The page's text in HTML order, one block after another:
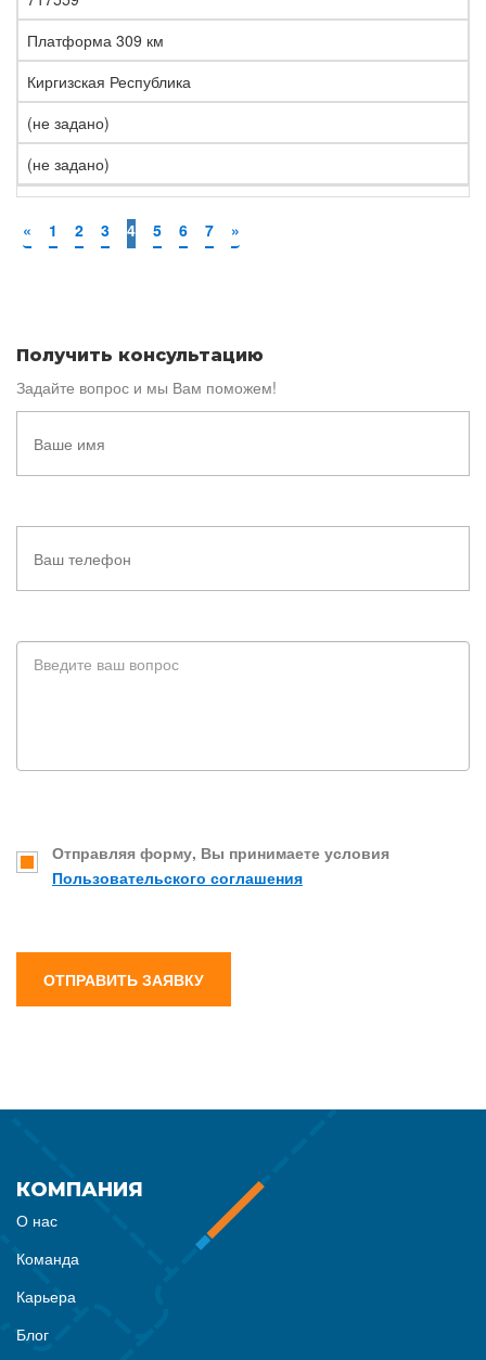
Платформа 309 км
Киргизская Республика
(не задано)
(не задано)
« 1 2 3 4 5 6 7 »
Получить консультацию
Задайте вопрос и мы Вам поможем!
Отправляя форму, Вы принимаете условия
Пользовательского соглашения
ОТПРАВИТЬ ЗАЯВКУ
КОМПАНИЯ
О нас
Команда
Карьера
Блог